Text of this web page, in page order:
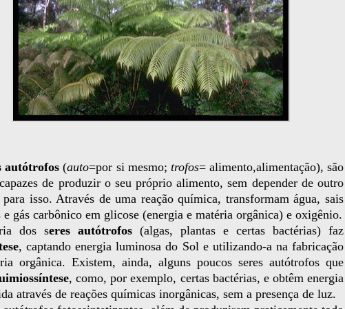
autótrofos (auto=por si mesmo; trofos= alimento,alimentação), são
de produzir o seu próprio alimento, sem depender de outro
isso. Através de uma reação química, transformam água, sais
e gás carbônico em glicose (energia e matéria orgânica) e oxigênio.
dos seres autótrofos (algas, plantas e certas bactérias) faz
, captando energia luminosa do Sol e utilizando-a na fabricação
orgânica. Existem, ainda, alguns poucos seres autótrofos que
, como, por exemplo, certas bactérias, e obtêm energia
através de reações químicas inorgânicas, sem a presença de luz.